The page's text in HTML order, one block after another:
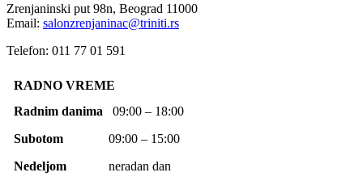
Zrenjaninski put 98n, Beograd 11000
Email: salonzrenjaninac@triniti.rs
Telefon: 011 77 01 591
RADNO VREME
Radnim danima 09:00 – 18:00
Subotom 09:00 – 15:00
Nedeljom neradan dan